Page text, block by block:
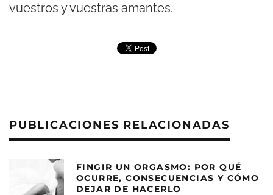
vuestros y vuestras amantes.
PUBLICACIONES RELACIONADAS
FINGIR UN ORGASMO: POR QUÉ
OCURRE, CONSECUENCIAS Y CÓMO
DEJAR DE HACERLO